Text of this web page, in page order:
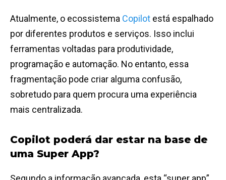
Atualmente, o ecossistema Copilot está espalhado
por diferentes produtos e serviços. Isso inclui
ferramentas voltadas para produtividade,
programação e automação. No entanto, essa
fragmentação pode criar alguma confusão,
sobretudo para quem procura uma experiência
mais centralizada.
Copilot poderá dar estar na base de
uma Super App?